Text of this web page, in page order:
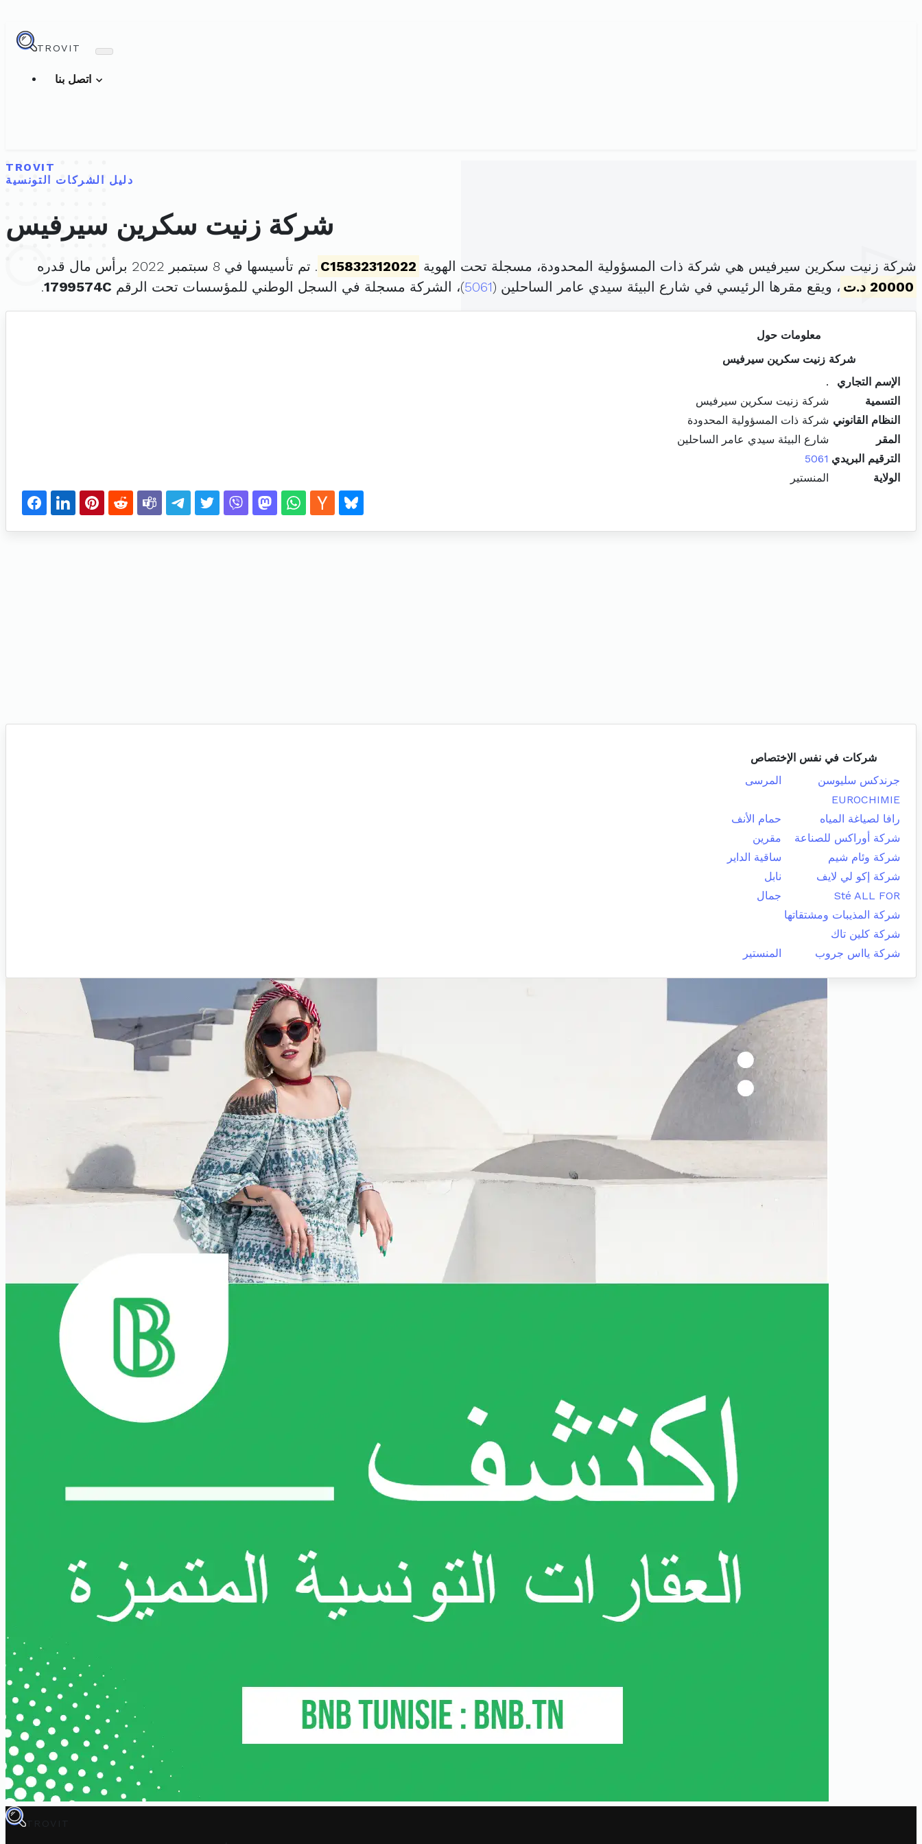
TROVIT
TROVIT
دليل الشركات التونسية
شركة زنيت سكرين سيرفيس
شركة زنيت سكرين سيرفيس هي شركة ذات المسؤولية المحدودة، مسجلة تحت الهوية C15832312022 . تم تأسيسها في 8 سبتمبر 2022 برأس مال قدره
20000 د.ت
، ويقع مقرها الرئيسي في شارع البيئة سيدي عامر الساحلين (5061)، الشركة مسجلة في السجل الوطني للمؤسسات تحت الرقم 1799574C
.
معلومات حول
شركة زنيت سكرين سيرفيس
الإسم التجاري
.
التسمية
شركة زنيت سكرين سيرفيس
النظام القانوني شركة ذات المسؤولية المحدودة
المقر
شارع البيئة سيدي عامر الساحلين
الترقيم البريدي 5061
الولاية
المنستير
شركات في نفس الإختصاص
جرندكس سليوسن
المرسى
EUROCHIMIE
رافا لصياغة المياه
حمام الأنف
شركة أوراكس للصناعة
مقرين
شركة وئام شيم
ساقية الداير
شركة إكو لي لايف
نابل
Sté ALL FOR
جمال
شركة المذيبات ومشتقاتها
شركة كلين تاك
شركة يااس جروب
المنستير
TROVIT